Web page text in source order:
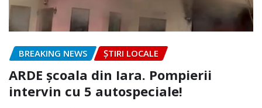
BREAKING NEWS ȘTIRI LOCALE
ARDE școala din Iara. Pompierii
intervin cu 5 autospeciale!